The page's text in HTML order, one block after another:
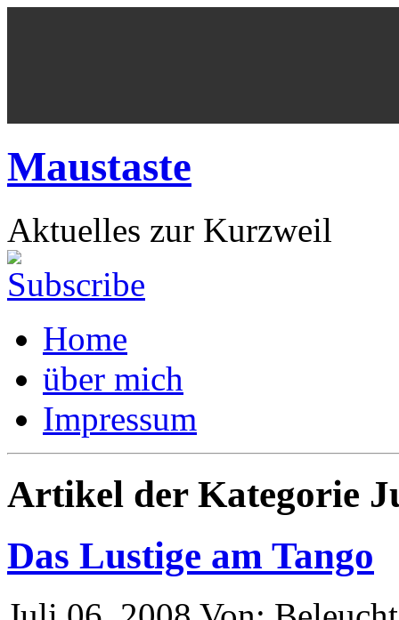
Maustaste
Aktuelles zur Kurzweil
Home
über mich
Impressum
Artikel der Kategorie
Das Lustige am Tango